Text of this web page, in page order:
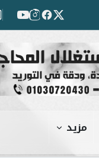
مزيد